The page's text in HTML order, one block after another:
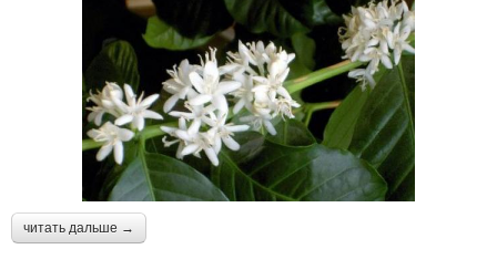
читать дальше →